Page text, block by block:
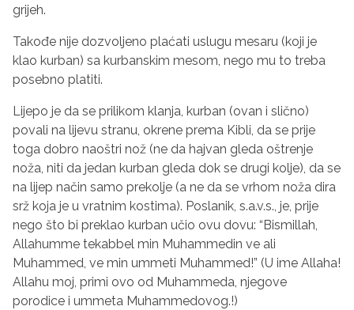
grijeh.
Takođe nije dozvoljeno plaćati uslugu mesaru (koji je
klao kurban) sa kurbanskim mesom, nego mu to treba
posebno platiti.
Lijepo je da se prilikom klanja, kurban (ovan i slično)
povali na lijevu stranu, okrene prema Kibli, da se prije
toga dobro naoštri nož (ne da hajvan gleda oštrenje
noža, niti da jedan kurban gleda dok se drugi kolje), da se
na lijep način samo prekolje (a ne da se vrhom noža dira
srž koja je u vratnim kostima). Poslanik, s.a.v.s., je, prije
nego što bi preklao kurban učio ovu dovu: “Bismillah,
Allahumme tekabbel min Muhammedin ve ali
Muhammed, ve min ummeti Muhammed!” (U ime Allaha!
Allahu moj, primi ovo od Muhammeda, njegove
porodice i ummeta Muhammedovog.!)